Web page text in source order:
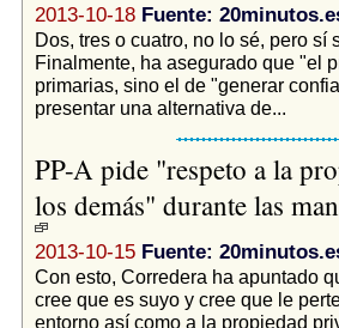
2013-10-18 Fuente:
Dos, tres o cuatro, no lo sé, pero sí
Finalmente, ha asegurado que "el
primarias, sino el de "generar
presentar una alternativa de...
PP-A pide "respeto a la
los demás" durante las
2013-10-15 Fuente:
Con esto, Corredera ha apuntado
cree que es suyo y cree que le
entorno así como a la propiedad